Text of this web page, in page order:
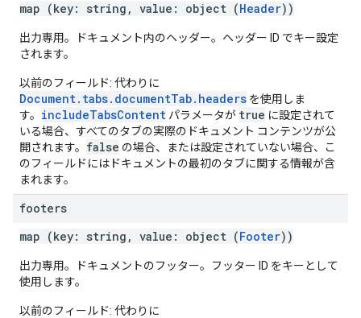
map (key: string, value: object (Header))
出力専用。ドキュメント内のヘッダー。ヘッダー ID でキー設定
されます。
以前のフィールド: 代わりに
Document.tabs.documentTab.headers を使用しま
す。 includeTabsContent パラメータが true に設定されて
いる場合、すべてのタブの実際のドキュメント コンテンツが公
開されます。 false の場合、または設定されていない場合、こ
のフィールドにはドキュメントの最初のタブに関する情報が含
まれます。
footers
map (key: string, value: object (Footer))
出力専用。ドキュメントのフッター。フッター ID をキーとして
使用します。
以前のフィールド: 代わりに